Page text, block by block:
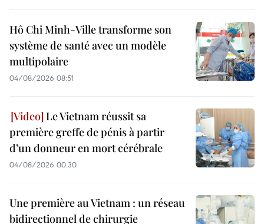
Hô Chi Minh-Ville transforme son
système de santé avec un modèle
multipolaire
04/08/2026 08:51
Le Vietnam réussit sa
première greffe de pénis à partir
d’un donneur en mort cérébrale
04/08/2026 00:30
Une première au Vietnam : un réseau
bidirectionnel de chirurgie